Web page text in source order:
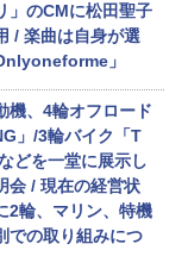
」のCMに松田聖子
/ 楽曲は自身が選
」
機、4輪オフロード
」/3輪バイク「T
どを一堂に展示し
会 / 現在の経営状
2輪、マリン、特機
での取り組みにつ